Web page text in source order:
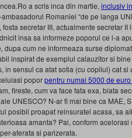
a scris inca din martie, inclusiv
Romaniei “de pe langa
secretar III, actualmente secretar
insa sa informeze poporul ce l-a
dupa cum ne informeaza surse
inspirat de exemplul calauzitor si
in sensul ca atat sotia (cu copilul) cat
poporpentru numai 5000 de
fireste, cum va face fata exa, biata
UNESCO? N-ar fi mai bine ca MAE,
posibil proapat reinsuratel acasa, sa
amanta? Pai, conform
aferata si parizerata.